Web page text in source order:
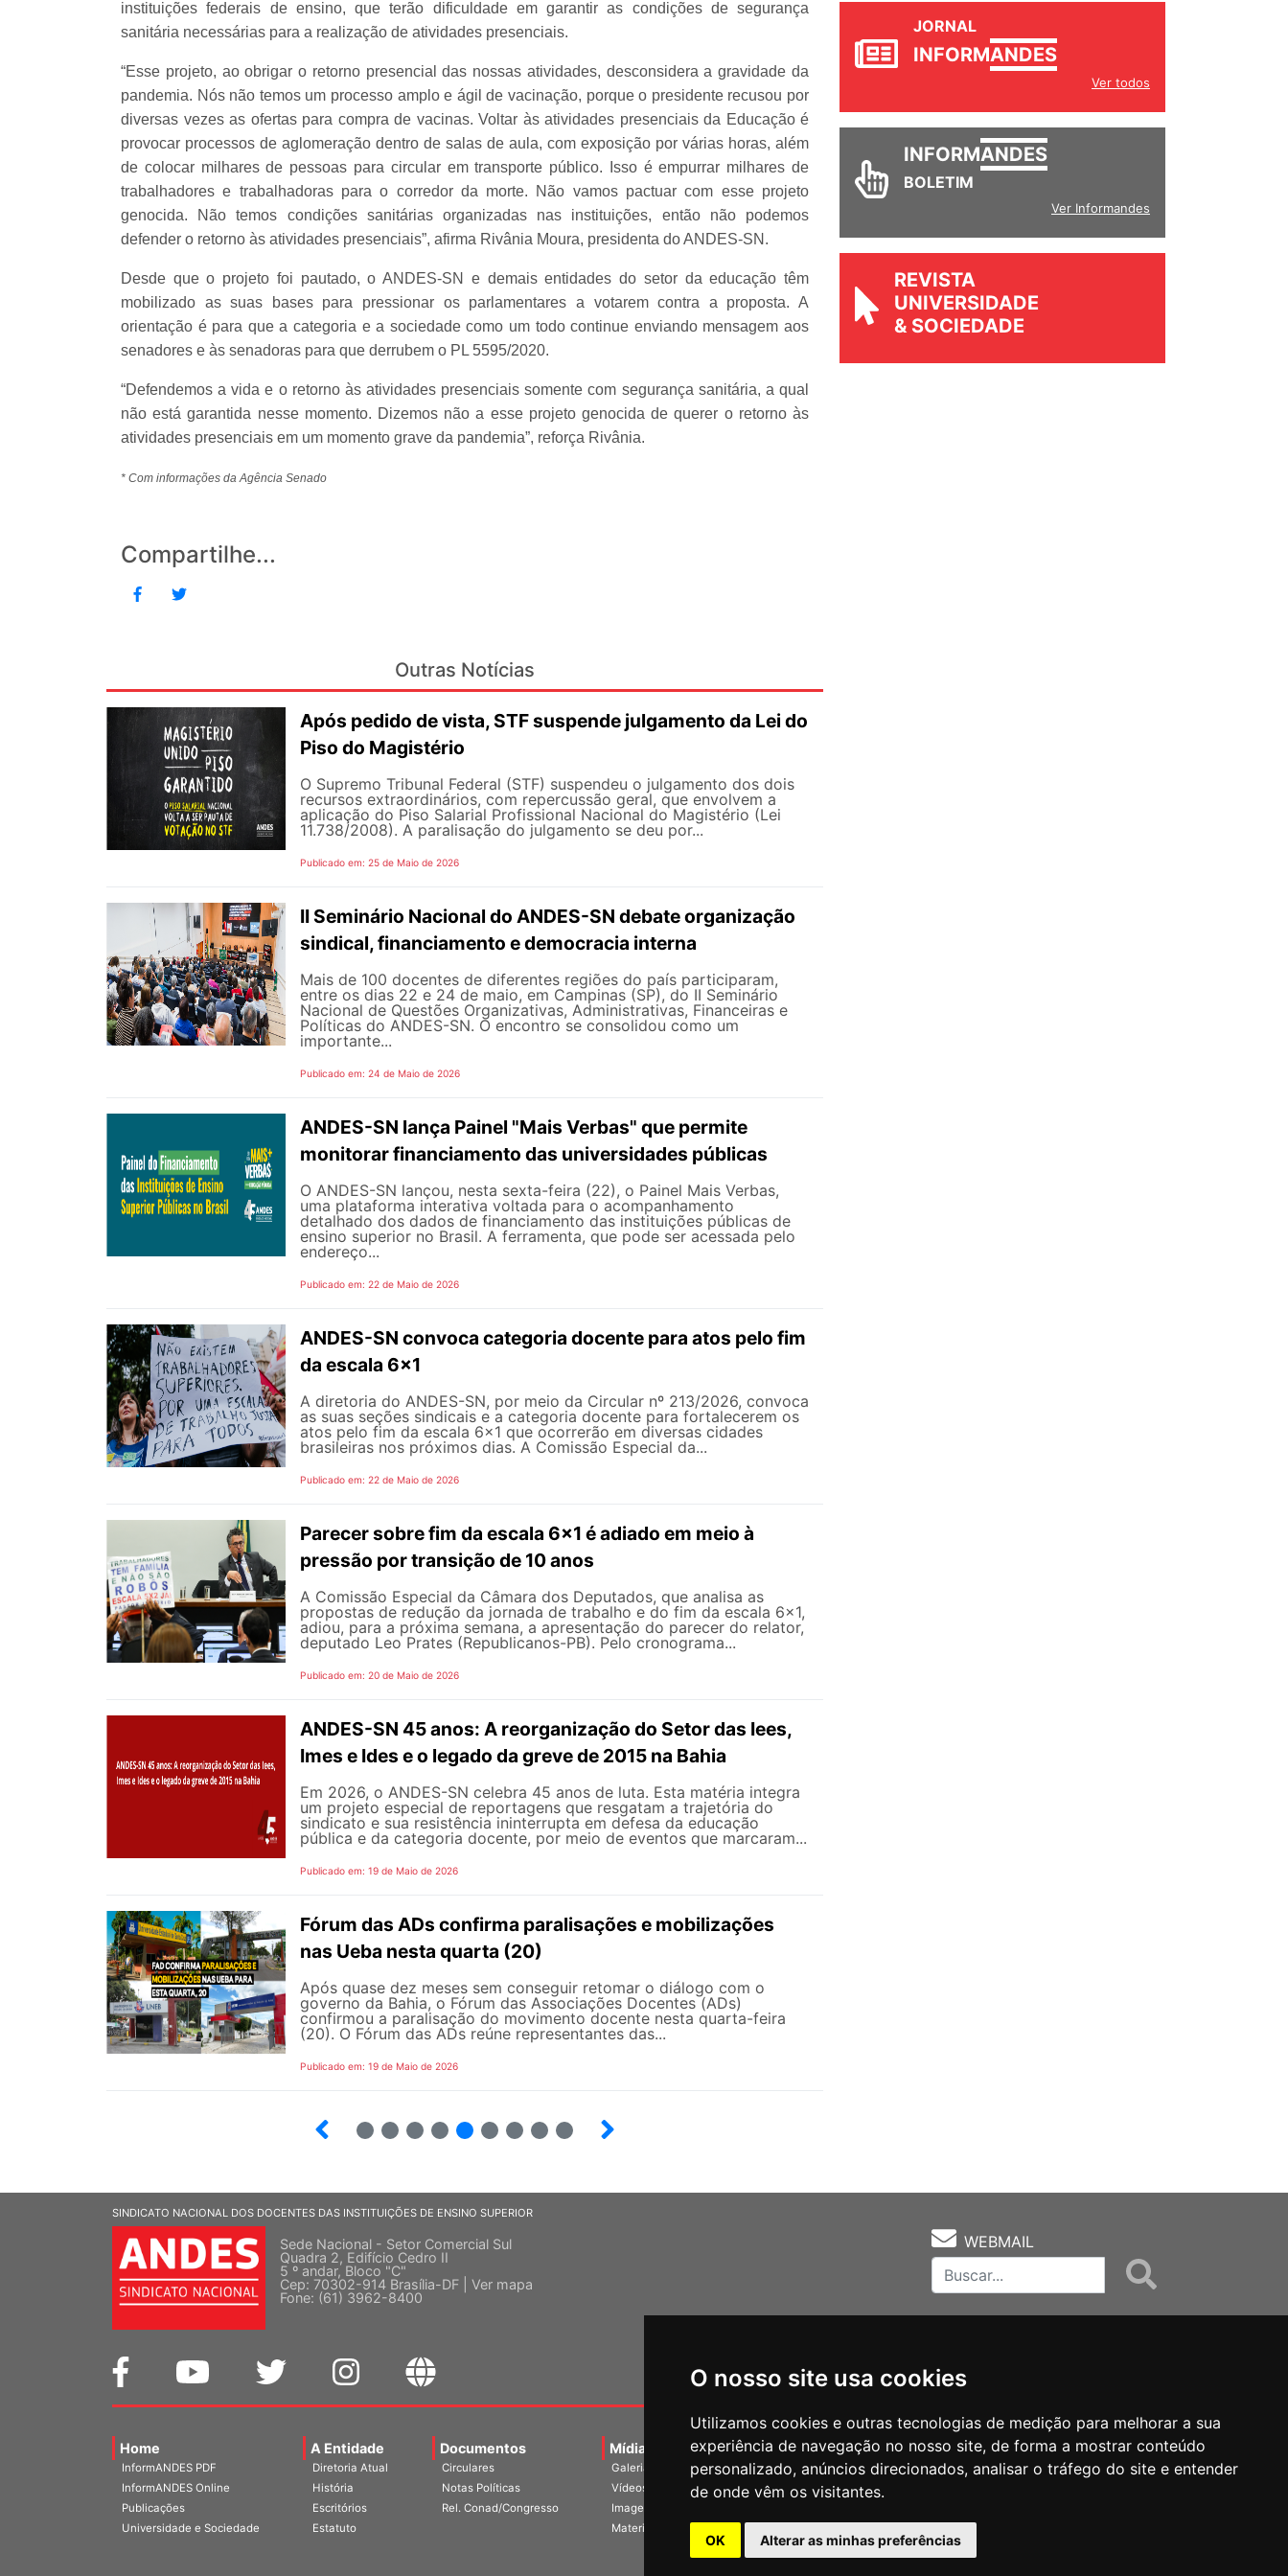
O nosso site usa cookies
Utilizamos cookies e outras tecnologias de medição para melhorar a sua
experiência de navegação no nosso site, de forma a mostrar conteúdo
personalizado, anúncios direcionados, analisar o tráfego do site e entender
de onde vêm os visitantes.
OK Alterar as minhas preferências
instituições federais de ensino, que terão dificuldade em garantir as condições de segurança
sanitária necessárias para a realização de atividades presenciais.
“Esse projeto, ao obrigar o retorno presencial das nossas atividades, desconsidera a gravidade da
pandemia. Nós não temos um processo amplo e ágil de vacinação, porque o presidente recusou por
diversas vezes as ofertas para compra de vacinas. Voltar às atividades presenciais da Educação é
provocar processos de aglomeração dentro de salas de aula, com exposição por várias horas, além
de colocar milhares de pessoas para circular em transporte público. Isso é empurrar milhares de
trabalhadores e trabalhadoras para o corredor da morte. Não vamos pactuar com esse projeto
genocida. Não temos condições sanitárias organizadas nas instituições, então não podemos
defender o retorno às atividades presenciais”, afirma Rivânia Moura, presidenta do ANDES-SN.
Desde que o projeto foi pautado, o ANDES-SN e demais entidades do setor da educação têm
mobilizado as suas bases para pressionar os parlamentares a votarem contra a proposta. A
orientação é para que a categoria e a sociedade como um todo continue enviando mensagem aos
senadores e às senadoras para que derrubem o PL 5595/2020.
“Defendemos a vida e o retorno às atividades presenciais somente com segurança sanitária, a qual
não está garantida nesse momento. Dizemos não a esse projeto genocida de querer o retorno às
atividades presenciais em um momento grave da pandemia”, reforça Rivânia.
* Com informações da Agência Senado
Compartilhe...
Outras Notícias
Após pedido de vista, STF suspende julgamento da Lei do
Piso do Magistério
O Supremo Tribunal Federal (STF) suspendeu o julgamento dos dois
recursos extraordinários, com repercussão geral, que envolvem a
aplicação do Piso Salarial Profissional Nacional do Magistério (Lei
11.738/2008). A paralisação do julgamento se deu por...
Publicado em: 25 de Maio de 2026
II Seminário Nacional do ANDES-SN debate organização
sindical, financiamento e democracia interna
Mais de 100 docentes de diferentes regiões do país participaram,
entre os dias 22 e 24 de maio, em Campinas (SP), do II Seminário
Nacional de Questões Organizativas, Administrativas, Financeiras e
Políticas do ANDES-SN. O encontro se consolidou como um
importante...
Publicado em: 24 de Maio de 2026
ANDES-SN lança Painel "Mais Verbas" que permite
monitorar financiamento das universidades públicas
O ANDES-SN lançou, nesta sexta-feira (22), o Painel Mais Verbas,
uma plataforma interativa voltada para o acompanhamento
detalhado dos dados de financiamento das instituições públicas de
ensino superior no Brasil. A ferramenta, que pode ser acessada pelo
endereço...
Publicado em: 22 de Maio de 2026
ANDES-SN convoca categoria docente para atos pelo fim
da escala 6x1
A diretoria do ANDES-SN, por meio da Circular nº 213/2026, convoca
as suas seções sindicais e a categoria docente para fortalecerem os
atos pelo fim da escala 6x1 que ocorrerão em diversas cidades
brasileiras nos próximos dias. A Comissão Especial da...
Publicado em: 22 de Maio de 2026
Parecer sobre fim da escala 6x1 é adiado em meio à
pressão por transição de 10 anos
A Comissão Especial da Câmara dos Deputados, que analisa as
propostas de redução da jornada de trabalho e do fim da escala 6x1,
adiou, para a próxima semana, a apresentação do parecer do relator,
deputado Leo Prates (Republicanos-PB). Pelo cronograma...
Publicado em: 20 de Maio de 2026
ANDES-SN 45 anos: A reorganização do Setor das Iees,
Imes e Ides e o legado da greve de 2015 na Bahia
Em 2026, o ANDES-SN celebra 45 anos de luta. Esta matéria integra
um projeto especial de reportagens que resgatam a trajetória do
sindicato e sua resistência ininterrupta em defesa da educação
pública e da categoria docente, por meio de eventos que marcaram...
Publicado em: 19 de Maio de 2026
Fórum das ADs confirma paralisações e mobilizações
nas Ueba nesta quarta (20)
Após quase dez meses sem conseguir retomar o diálogo com o
governo da Bahia, o Fórum das Associações Docentes (ADs)
confirmou a paralisação do movimento docente nesta quarta-feira
(20). O Fórum das ADs reúne representantes das...
Publicado em: 19 de Maio de 2026
JORNAL
INFORMANDES
Ver todos
INFORMANDES
BOLETIM
Ver Informandes
REVISTA
UNIVERSIDADE
& SOCIEDADE
SINDICATO NACIONAL DOS DOCENTES DAS INSTITUIÇÕES DE ENSINO SUPERIOR
Sede Nacional - Setor Comercial Sul
Quadra 2, Edifício Cedro II
5 º andar, Bloco "C"
Cep: 70302-914 Brasília-DF | Ver mapa
Fone: (61) 3962-8400
WEBMAIL
Home
InformANDES PDF
InformANDES Online
Publicações
Universidade e Sociedade
A Entidade
Diretoria Atual
História
Escritórios
Estatuto
Documentos
Circulares
Notas Políticas
Rel. Conad/Congresso
Mídias
Galerias
Vídeos
Imagens
Materiais
Agenda Notícias Notas Técnicas Fale Conocsco